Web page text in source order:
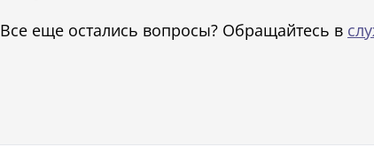
Все еще остались вопросы? Обращайтесь в